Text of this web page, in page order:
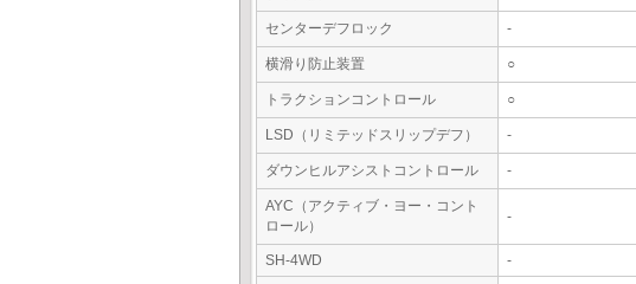
センターデフロック -
横滑り防止装置 ○
トラクションコントロール ○
LSD（リミテッドスリップデフ） -
ダウンヒルアシストコントロール -
AYC（アクティブ・ヨー・コント
ロール）
-
SH-4WD
-